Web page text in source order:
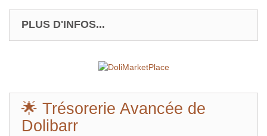
PLUS D'INFOS...
🌟 Trésorerie Avancée de
Dolibarr